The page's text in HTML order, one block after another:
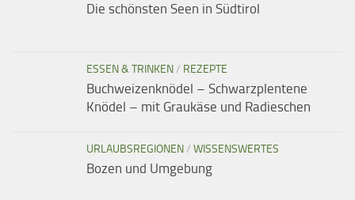
Die schönsten Seen in Südtirol
ESSEN & TRINKEN/ REZEPTE
Buchweizenknödel – Schwarzplentene
Knödel – mit Graukäse und Radieschen
URLAUBSREGIONEN/ WISSENSWERTES
Bozen und Umgebung